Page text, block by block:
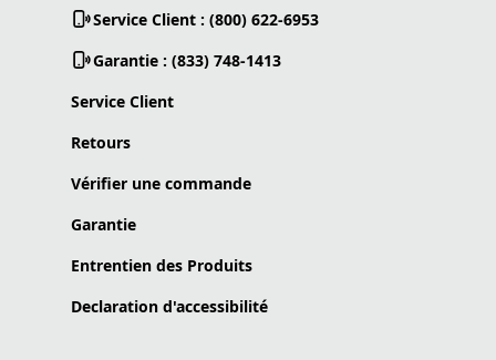
Service Client : (800) 622-6953
Garantie : (833) 748-1413
Service Client
Retours
Vérifier une commande
Garantie
Entrentien des Produits
Declaration d'accessibilité